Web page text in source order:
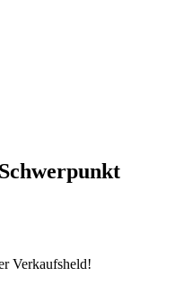
Verkaufsheld!